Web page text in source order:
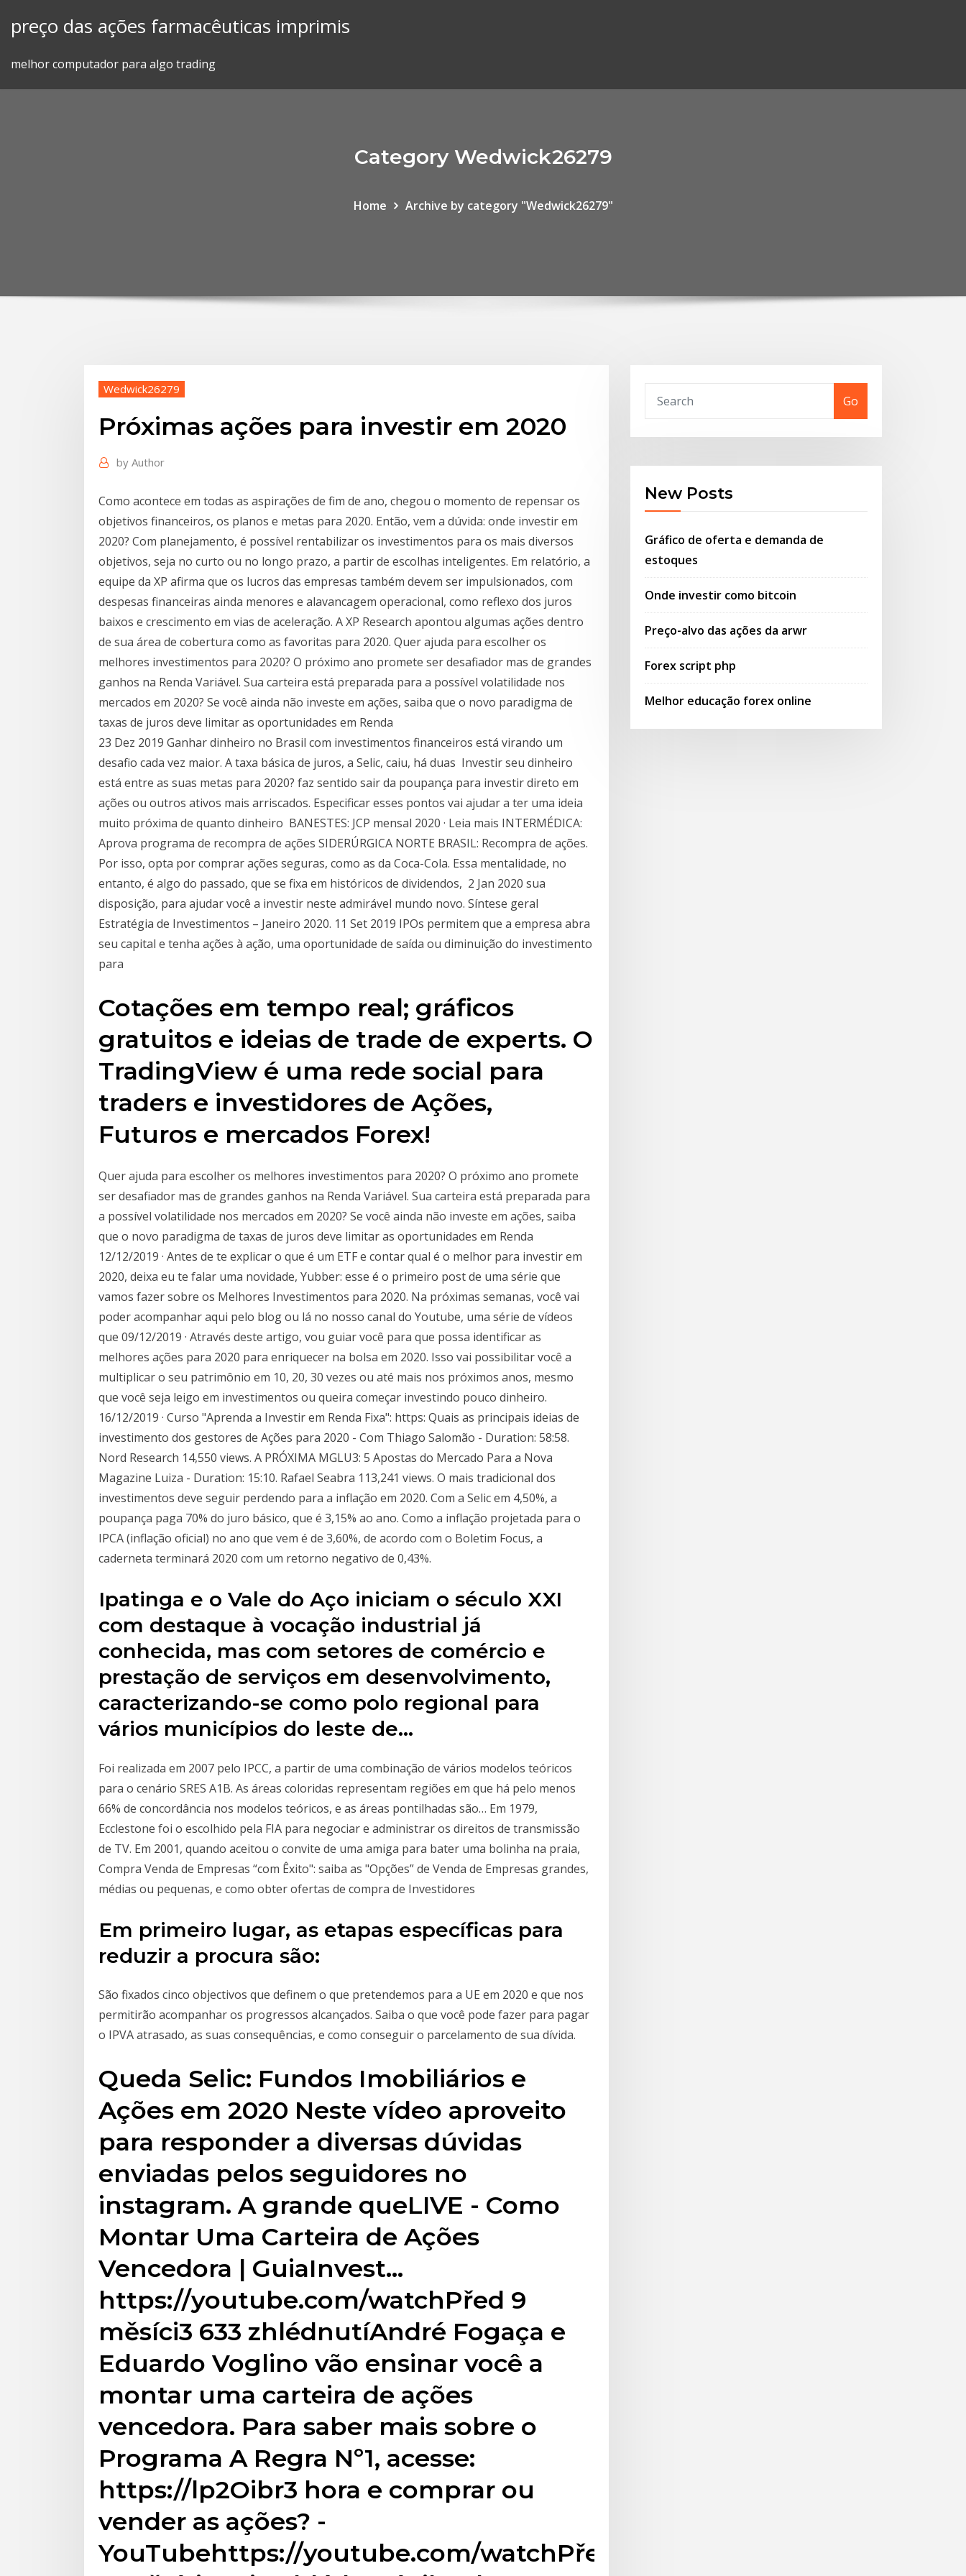
preço das ações farmacêuticas imprimis
melhor computador para algo trading
Category Wedwick26279
Home Archive by category "Wedwick26279"
Wedwick26279
Próximas ações para investir em 2020
by Author
Como acontece em todas as aspirações de fim de ano, chegou o momento de repensar os
objetivos financeiros, os planos e metas para 2020. Então, vem a dúvida: onde investir em
2020? Com planejamento, é possível rentabilizar os investimentos para os mais diversos
objetivos, seja no curto ou no longo prazo, a partir de escolhas inteligentes. Em relatório, a
equipe da XP afirma que os lucros das empresas também devem ser impulsionados, com
despesas financeiras ainda menores e alavancagem operacional, como reflexo dos juros
baixos e crescimento em vias de aceleração. A XP Research apontou algumas ações dentro
de sua área de cobertura como as favoritas para 2020. Quer ajuda para escolher os
melhores investimentos para 2020? O próximo ano promete ser desafiador mas de grandes
ganhos na Renda Variável. Sua carteira está preparada para a possível volatilidade nos
mercados em 2020? Se você ainda não investe em ações, saiba que o novo paradigma de
taxas de juros deve limitar as oportunidades em Renda
23 Dez 2019 Ganhar dinheiro no Brasil com investimentos financeiros está virando um
desafio cada vez maior. A taxa básica de juros, a Selic, caiu, há duas Investir seu dinheiro
está entre as suas metas para 2020? faz sentido sair da poupança para investir direto em
ações ou outros ativos mais arriscados. Especificar esses pontos vai ajudar a ter uma ideia
muito próxima de quanto dinheiro BANESTES: JCP mensal 2020 · Leia mais INTERMÉDICA:
Aprova programa de recompra de ações SIDERÚRGICA NORTE BRASIL: Recompra de ações.
Por isso, opta por comprar ações seguras, como as da Coca-Cola. Essa mentalidade, no
entanto, é algo do passado, que se fixa em históricos de dividendos, 2 Jan 2020 sua
disposição, para ajudar você a investir neste admirável mundo novo. Síntese geral
Estratégia de Investimentos – Janeiro 2020. 11 Set 2019 IPOs permitem que a empresa abra
seu capital e tenha ações à ação, uma oportunidade de saída ou diminuição do investimento
para
Cotações em tempo real; gráficos
gratuitos e ideias de trade de experts. O
TradingView é uma rede social para
traders e investidores de Ações,
Futuros e mercados Forex!
Quer ajuda para escolher os melhores investimentos para 2020? O próximo ano promete
ser desafiador mas de grandes ganhos na Renda Variável. Sua carteira está preparada para
a possível volatilidade nos mercados em 2020? Se você ainda não investe em ações, saiba
que o novo paradigma de taxas de juros deve limitar as oportunidades em Renda
12/12/2019 · Antes de te explicar o que é um ETF e contar qual é o melhor para investir em
2020, deixa eu te falar uma novidade, Yubber: esse é o primeiro post de uma série que
vamos fazer sobre os Melhores Investimentos para 2020. Na próximas semanas, você vai
poder acompanhar aqui pelo blog ou lá no nosso canal do Youtube, uma série de vídeos
que 09/12/2019 · Através deste artigo, vou guiar você para que possa identificar as
melhores ações para 2020 para enriquecer na bolsa em 2020. Isso vai possibilitar você a
multiplicar o seu patrimônio em 10, 20, 30 vezes ou até mais nos próximos anos, mesmo
que você seja leigo em investimentos ou queira começar investindo pouco dinheiro.
16/12/2019 · Curso "Aprenda a Investir em Renda Fixa": https: Quais as principais ideias de
investimento dos gestores de Ações para 2020 - Com Thiago Salomão - Duration: 58:58.
Nord Research 14,550 views. A PRÓXIMA MGLU3: 5 Apostas do Mercado Para a Nova
Magazine Luiza - Duration: 15:10. Rafael Seabra 113,241 views. O mais tradicional dos
investimentos deve seguir perdendo para a inflação em 2020. Com a Selic em 4,50%, a
poupança paga 70% do juro básico, que é 3,15% ao ano. Como a inflação projetada para o
IPCA (inflação oficial) no ano que vem é de 3,60%, de acordo com o Boletim Focus, a
caderneta terminará 2020 com um retorno negativo de 0,43%.
Ipatinga e o Vale do Aço iniciam o século XXI
com destaque à vocação industrial já
conhecida, mas com setores de comércio e
prestação de serviços em desenvolvimento,
caracterizando-se como polo regional para
vários municípios do leste de…
Foi realizada em 2007 pelo IPCC, a partir de uma combinação de vários modelos teóricos
para o cenário SRES A1B. As áreas coloridas representam regiões em que há pelo menos
66% de concordância nos modelos teóricos, e as áreas pontilhadas são… Em 1979,
Ecclestone foi o escolhido pela FIA para negociar e administrar os direitos de transmissão
de TV. Em 2001, quando aceitou o convite de uma amiga para bater uma bolinha na praia,
Compra Venda de Empresas “com Êxito": saiba as "Opções” de Venda de Empresas grandes,
médias ou pequenas, e como obter ofertas de compra de Investidores
Em primeiro lugar, as etapas específicas para
reduzir a procura são:
São fixados cinco objectivos que definem o que pretendemos para a UE em 2020 e que nos
permitirão acompanhar os progressos alcançados. Saiba o que você pode fazer para pagar
o IPVA atrasado, as suas consequências, e como conseguir o parcelamento de sua dívida.
Queda Selic: Fundos Imobiliários e
Ações em 2020 Neste vídeo aproveito
para responder a diversas dúvidas
enviadas pelos seguidores no
instagram. A grande queLIVE - Como
Montar Uma Carteira de Ações
Vencedora | GuiaInvest…
https://youtube.com/watchPřed 9
měsíci3 633 zhlédnutíAndré Fogaça e
Eduardo Voglino vão ensinar você a
montar uma carteira de ações
vencedora. Para saber mais sobre o
Programa A Regra Nº1, acesse:
https://lp2Oibr3 hora e comprar ou
vender as ações? -
YouTubehttps://youtube.com/watchPřed
Go
New Posts
Gráfico de oferta e demanda de
estoques
Onde investir como bitcoin
Preço-alvo das ações da arwr
Forex script php
Melhor educação forex online